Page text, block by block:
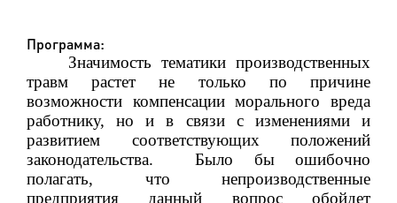
Программа:
Значимость тематики производственных
травм растет не только по причине
возможности компенсации морального вреда
работнику, но и в связи с изменениями и
развитием соответствующих положений
законодательства.
Было бы ошибочно
полагать, что непроизводственные
предприятия данный вопрос обойдет